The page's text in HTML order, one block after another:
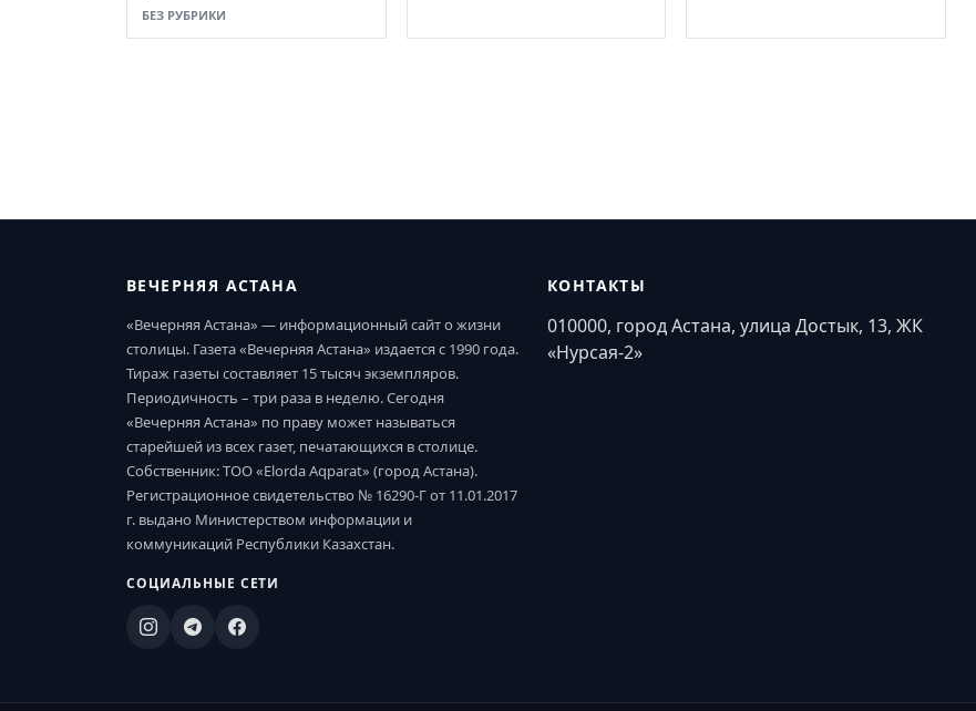
БЕЗ РУБРИКИ
ВЕЧЕРНЯЯ АСТАНА
«Вечерняя Астана» — информационный сайт о жизни
столицы. Газета «Вечерняя Астана» издается с 1990 года.
Тираж газеты составляет 15 тысяч экземпляров.
Периодичность – три раза в неделю. Сегодня
«Вечерняя Астана» по праву может называться
старейшей из всех газет, печатающихся в столице.
Собственник: ТОО «Elorda Aqparat» (город Астана).
Регистрационное свидетельство № 16290-Г от 11.01.2017
г. выдано Министерством информации и
коммуникаций Республики Казахстан.
СОЦИАЛЬНЫЕ СЕТИ
КОНТАКТЫ
010000, город Астана, улица Достык, 13, ЖК
«Нурсая-2»